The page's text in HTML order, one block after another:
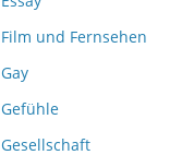
Film und Fernsehen
Gay
Gefühle
Gesellschaft